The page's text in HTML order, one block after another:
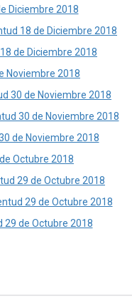
Diciembre 2018
18 de Diciembre 2018
de Diciembre 2018
Noviembre 2018
30 de Noviembre 2018
30 de Noviembre 2018
de Noviembre 2018
Octubre 2018
29 de Octubre 2018
29 de Octubre 2018
29 de Octubre 2018